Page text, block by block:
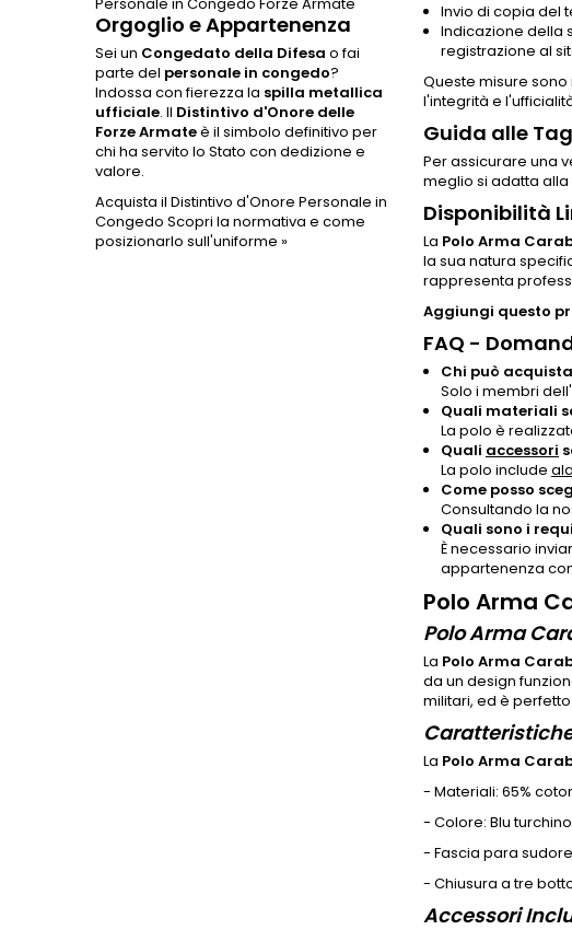
Orgoglio e Appartenenza
Sei un Congedato della Difesa o fai
parte del personale in congedo?
Indossa con fierezza la spilla metallica
ufficiale. Il Distintivo d'Onore delle
Forze Armateè il simbolo definitivo per
chi ha servito lo Stato con dedizione e
valore.
Acquista il Distintivo d'Onore Personale in
Congedo Scopri la normativa e come
posizionarlo sull'uniforme »
Invio di copia del
Indicazione della
registrazione al
Queste misure
l'integrità e
Guida alle
Per assicurare una
meglio si adatta
Disponibilità
La Polo Arma
la sua natura
rappresenta
Aggiungi questo
FAQ -
Chi può
Solo i membri
Quali materiali
La polo è
Quali accessori
La polo include
Come posso
Consultando la
Quali sono i
È necessario
appartenenza
Polo Arma
Polo Arma
La Polo Arma
da un design
militari, ed è
La Polo Arma
- Materiali: 65%
- Colore: Blu
- Fascia para
- Chiusura a tre
Accessori